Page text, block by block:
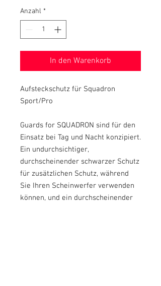
Anzahl *
In den Warenkorb
Aufsteckschutz für Squadron
Sport/Pro
Guards for SQUADRON sind für den
Einsatz bei Tag und Nacht konzipiert.
Ein undurchsichtiger,
durchscheinender schwarzer Schutz
für zusätzlichen Schutz, während
Sie Ihren Scheinwerfer verwenden
können, und ein durchscheinender